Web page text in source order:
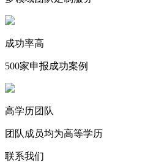
成功率高
500家申报成功案例
高学历团队
团队成员均为高等学历
联系我们